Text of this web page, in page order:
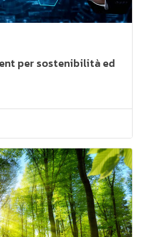
per sostenibilità ed